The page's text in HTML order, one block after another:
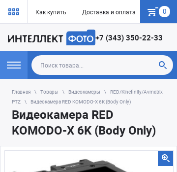
Как купить Доставка и оплата Гарантия
0
+7 (343) 350-22-33
Главная Товары Видеокамеры
RED/Kinefinity/Avmatrix
PTZ
Видеокамера RED KOMODO-X 6K (Body Only)
Видеокамера RED
KOMODO-X 6K (Body Only)